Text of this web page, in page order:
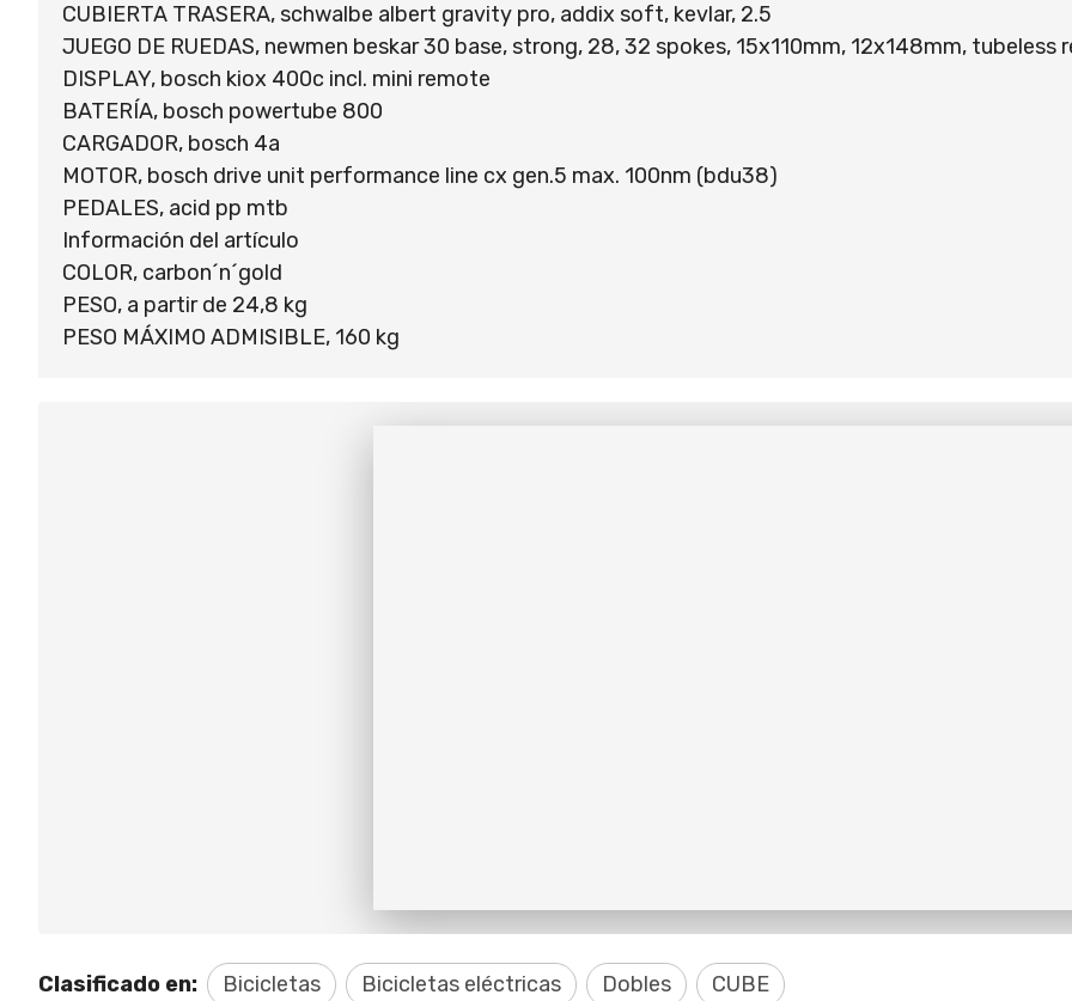
CUBIERTA TRASERA, schwalbe albert gravity pro, addix soft, kevlar, 2.5
JUEGO DE RUEDAS, newmen beskar 30 base, strong, 28, 32 spokes, 15x110mm, 12x148mm, tubeless
DISPLAY, bosch kiox 400c incl. mini remote
BATERÍA, bosch powertube 800
CARGADOR, bosch 4a
MOTOR, bosch drive unit performance line cx gen.5 max. 100nm (bdu38)
PEDALES, acid pp mtb
Información del artículo
COLOR, carbon´n´gold
PESO, a partir de 24,8 kg
PESO MÁXIMO ADMISIBLE, 160 kg
Clasificado en: Bicicletas Bicicletas eléctricas Dobles CUBE